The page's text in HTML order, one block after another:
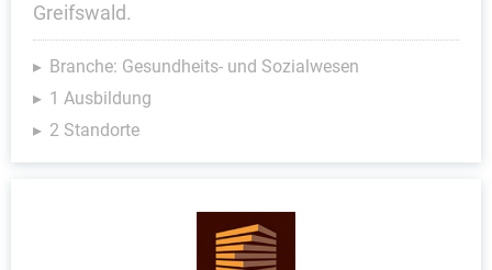
Greifswald.
Branche: Gesundheits- und Sozialwesen
1 Ausbildung
2 Standorte